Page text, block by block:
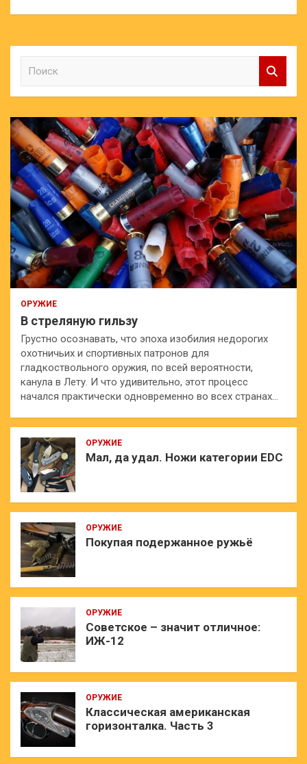
к
ОРУЖИЕ
В стреляную гильзу
Грустно осознавать, что эпоха изобилия недорогих
охотничьих и спортивных патронов для
гладкоствольного оружия, по всей вероятности,
канула в Лету. И что удивительно, этот процесс
начался практически одновременно во всех странах…
ОРУЖИЕ
Мал, да удал. Ножи категории EDC
ОРУЖИЕ
Покупая подержанное ружьё
ОРУЖИЕ
Советское – значит отличное:
ИЖ-12
ОРУЖИЕ
Классическая американская
горизонталка. Часть 3